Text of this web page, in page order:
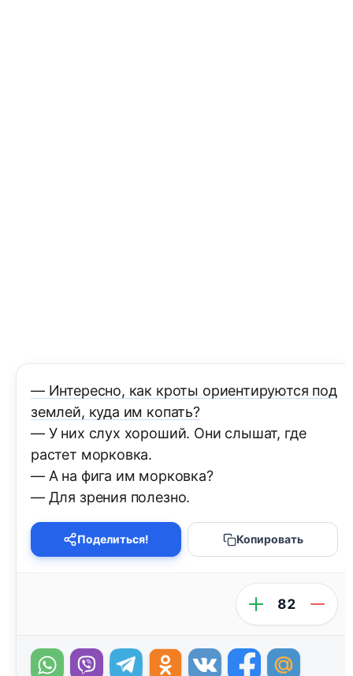
— Интересно, как кроты ориентируются под
землей, куда им копать?
— У них слух хороший. Они слышат, где
растет морковка.
— А на фига им морковка?
— Для зрения полезно.
Поделиться! Копировать
82